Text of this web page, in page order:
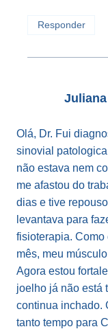
Responder
Olá, Dr. Fui
sinovial
não estava nem
me afastou do
dias e tive
levantava para
fisioterapia. Como
mês, meu
Agora estou
joelho já não está
continua inchado.
tanto tempo para